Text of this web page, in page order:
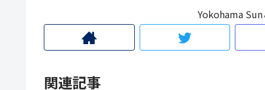
Yokohama
関連記事